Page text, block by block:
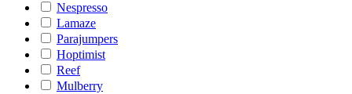
Nespresso
Lamaze
Parajumpers
Hoptimist
Reef
Mulberry